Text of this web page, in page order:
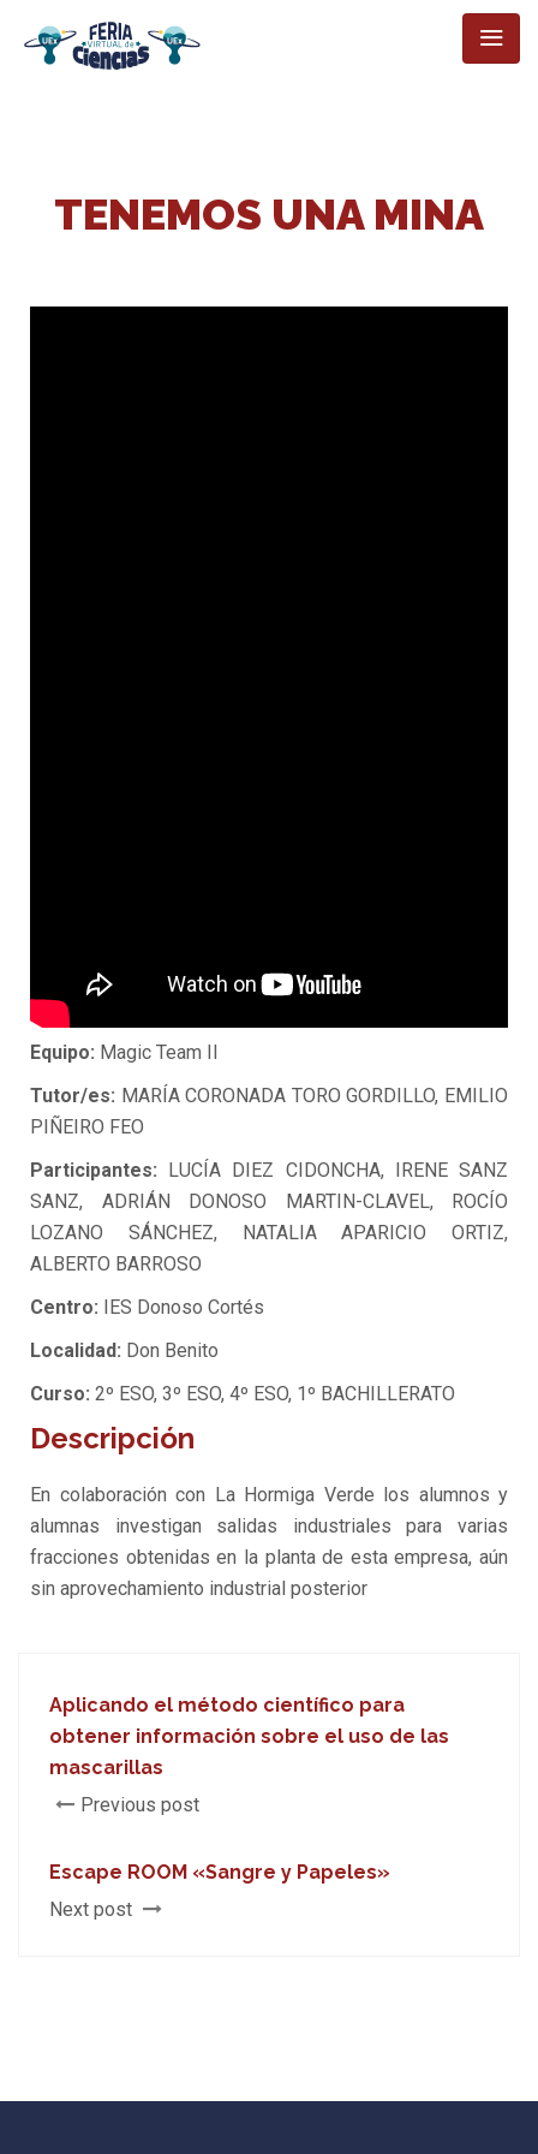
TENEMOS UNA MINA
Equipo: Magic Team II
Tutor/es: MARÍA CORONADA TORO GORDILLO, EMILIO
PIÑEIRO FEO
Participantes: LUCÍA DIEZ CIDONCHA, IRENE SANZ
SANZ, ADRIÁN DONOSO MARTIN-CLAVEL, ROCÍO
LOZANO SÁNCHEZ, NATALIA APARICIO ORTIZ,
ALBERTO BARROSO
Centro: IES Donoso Cortés
Localidad: Don Benito
Curso: 2º ESO, 3º ESO, 4º ESO, 1º BACHILLERATO
Descripción
En colaboración con La Hormiga Verde los alumnos y
alumnas investigan salidas industriales para varias
fracciones obtenidas en la planta de esta empresa, aún
sin aprovechamiento industrial posterior
Aplicando el método científico para
obtener información sobre el uso de las
mascarillas
Previous post
Escape ROOM «Sangre y Papeles»
Next post